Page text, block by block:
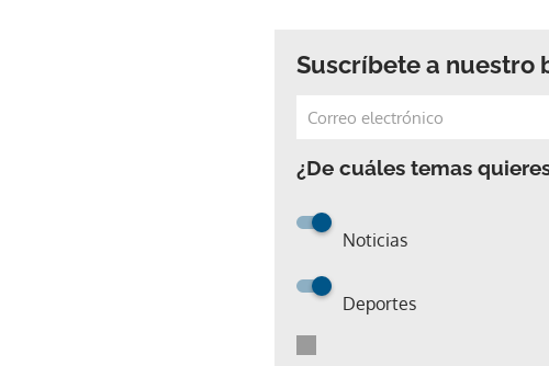
Suscríbete a nuestro
¿De cuáles temas
Noticias
Deportes